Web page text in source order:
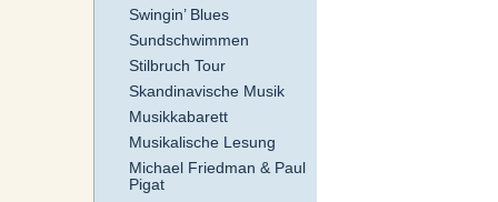
Swingin’ Blues
Sundschwimmen
Stilbruch Tour
Skandinavische Musik
Musikkabarett
Musikalische Lesung
Michael Friedman & Paul
Pigat